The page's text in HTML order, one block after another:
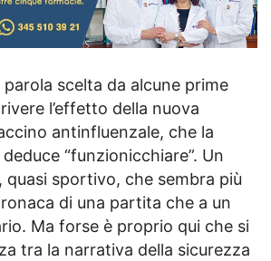
parola scelta da alcune prime
l’effetto della nuova
antinfluenzale, che la
“funzionicchiare”. Un
quasi sportivo, che sembra più
di una partita che a un
Ma forse è proprio qui che si
tra la narrativa della sicurezza